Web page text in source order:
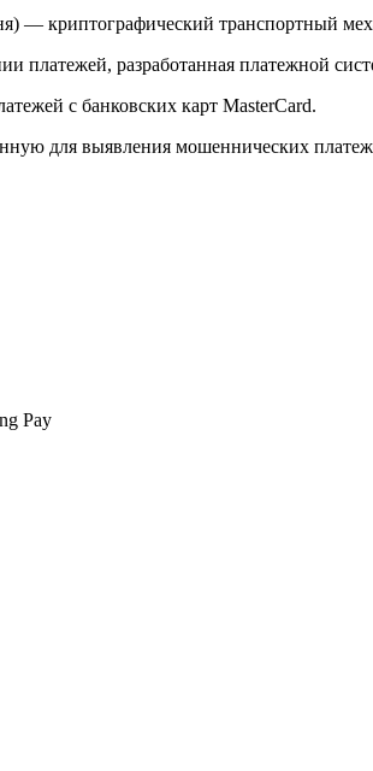
— криптографический транспортный
платежей, разработанная платежной
с банковских карт MasterCard.
для выявления мошеннических
Pay